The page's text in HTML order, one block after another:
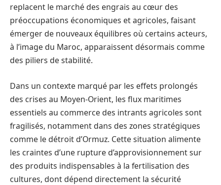
replacent le marché des engrais au cœur des
préoccupations économiques et agricoles, faisant
émerger de nouveaux équilibres où certains acteurs,
à l’image du Maroc, apparaissent désormais comme
des piliers de stabilité.
Dans un contexte marqué par les effets prolongés
des crises au Moyen-Orient, les flux maritimes
essentiels au commerce des intrants agricoles sont
fragilisés, notamment dans des zones stratégiques
comme le détroit d’Ormuz. Cette situation alimente
les craintes d’une rupture d’approvisionnement sur
des produits indispensables à la fertilisation des
cultures, dont dépend directement la sécurité